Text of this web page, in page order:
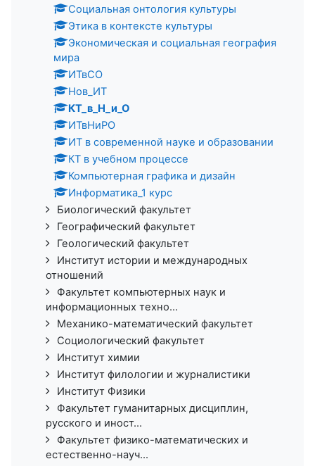
Социальная онтология культуры
Этика в контексте культуры
Экономическая и социальная география
мира
ИТвСО
Нов_ИТ
КТ_в_Н_и_О
ИТвНиРО
ИТ в современной науке и образовании
КТ в учебном процессе
Компьютерная графика и дизайн
Информатика_1 курс
Биологический факультет
Географический факультет
Геологический факультет
Институт истории и международных
отношений
Факультет компьютерных наук и
информационных техно...
Механико-математический факультет
Социологический факультет
Институт химии
Институт филологии и журналистики
Институт Физики
Факультет гуманитарных дисциплин,
русского и иност...
Факультет физико-математических и
естественно-науч...